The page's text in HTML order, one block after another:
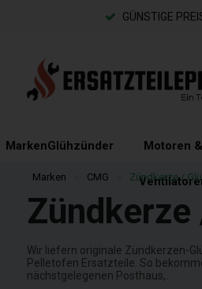
GÜNSTIGE
MarkenGlühzünder Motoren &
Marken CMG Zündkerze /
Wir liefern originale Zündkerzen-
Pelletofen Ersatzteile. So
nächstgelegenen Posthaus,.